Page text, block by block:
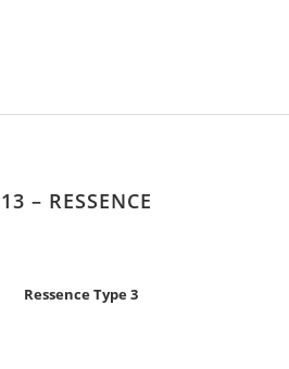
– RESSENCE
Ressence Type 3